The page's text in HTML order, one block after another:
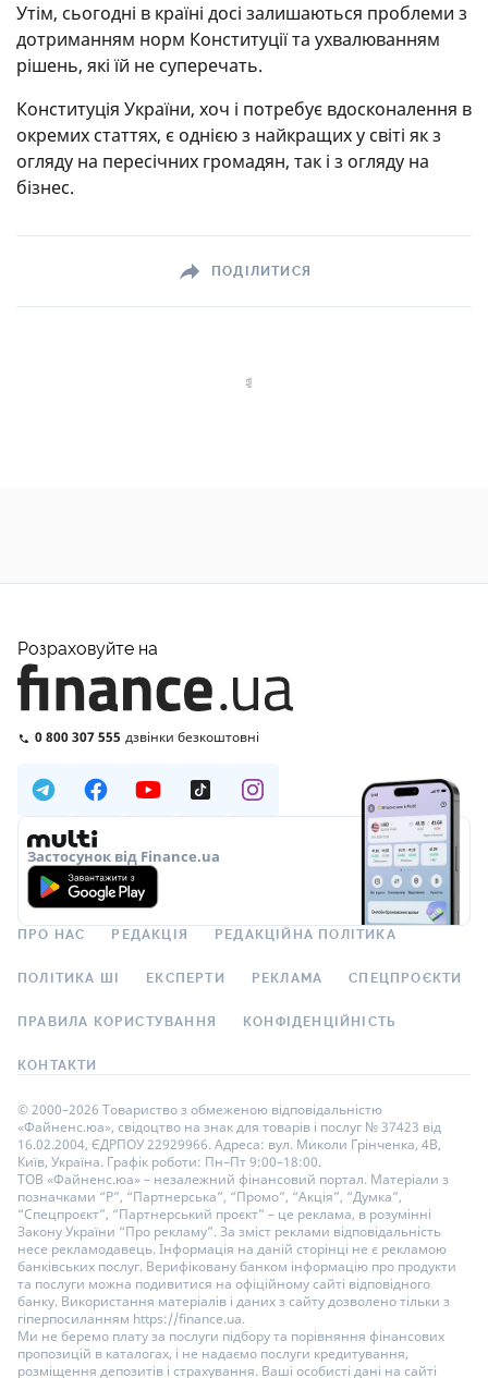
Утім, сьогодні в країні досі залишаються проблеми з
дотриманням норм Конституції та ухвалюванням
рішень, які їй не суперечать.
Конституція України, хоч і потребує вдосконалення в
окремих статтях, є однією з найкращих у світі як з
огляду на пересічних громадян, так і з огляду на
бізнес.
ПОДІЛИТИСЯ
Розраховуйте на
0 800 307 555 дзвінки безкоштовні
Застосунок від Finance.ua
ПРО НАС РЕДАКЦІЯ РЕДАКЦІЙНА ПОЛІТИКА
ПОЛІТИКА ШІ ЕКСПЕРТИ РЕКЛАМА СПЕЦПРОЄКТИ
ПРАВИЛА КОРИСТУВАННЯ КОНФІДЕНЦІЙНІСТЬ
КОНТАКТИ
© 2000–2026 Товариство з обмеженою відповідальністю
«Файненс.юа», свідоцтво на знак для товарів і послуг № 37423 від
16.02.2004, ЄДРПОУ 22929966. Адреса: вул. Миколи Грінченка, 4В,
Київ, Україна. Графік роботи: Пн–Пт 9:00–18:00.
ТОВ «Файненс.юа» – незалежний фінансовий портал. Матеріали з
позначками “Р”, “Партнерська”, “Промо”, “Акція”, “Думка”,
“Спецпроєкт”, “Партнерський проєкт” – це реклама, в розумінні
Закону України “Про рекламу”. За зміст реклами відповідальність
несе рекламодавець. Інформація на даній сторінці не є рекламою
банківських послуг. Верифіковану банком інформацію про продукти
та послуги можна подивитися на офіційному сайті відповідного
банку. Використання матеріалів і даних з сайту дозволено тільки з
гіперпосиланням https://finance.ua.
Ми не беремо плату за послуги підбору та порівняння фінансових
пропозицій в каталогах, і не надаємо послуги кредитування,
розміщення депозитів і страхування. Ваші особисті дані на сайті